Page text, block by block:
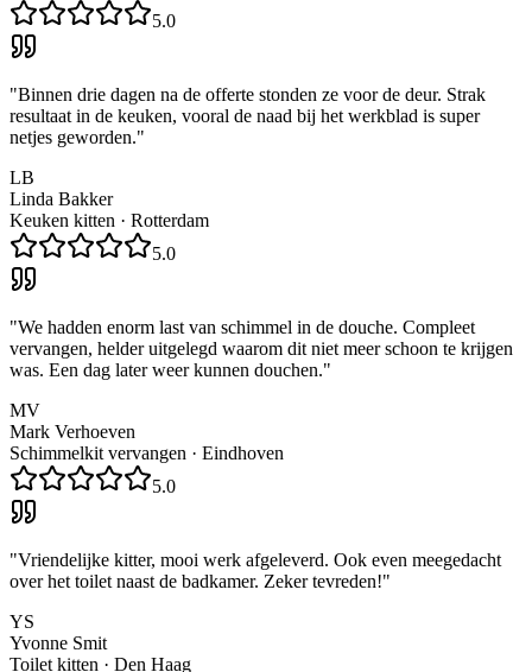
5.0
"Binnen drie dagen na de offerte stonden ze voor de deur. Strak
resultaat in de keuken, vooral de naad bij het werkblad is super
netjes geworden."
LB
Linda Bakker
Keuken kitten · Rotterdam
5.0
"We hadden enorm last van schimmel in de douche. Compleet
vervangen, helder uitgelegd waarom dit niet meer schoon te krijgen
was. Een dag later weer kunnen douchen."
MV
Mark Verhoeven
Schimmelkit vervangen · Eindhoven
5.0
"Vriendelijke kitter, mooi werk afgeleverd. Ook even meegedacht
over het toilet naast de badkamer. Zeker tevreden!"
YS
Yvonne Smit
Toilet kitten · Den Haag